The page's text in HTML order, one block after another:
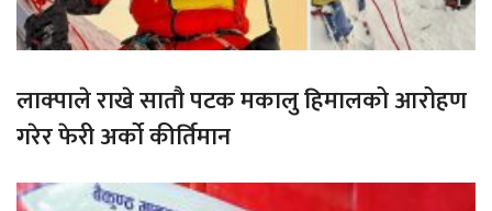
लाक्पाले राखे सातौ पटक मकालु हिमालको आरोहण
गरेर फेरी अर्को कीर्तिमान